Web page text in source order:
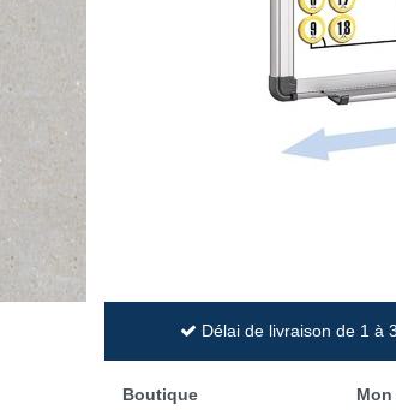
Délai de livraison de 1 à
Boutique